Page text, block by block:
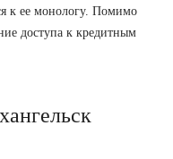
к ее монологу. Помимо
доступа к кредитным